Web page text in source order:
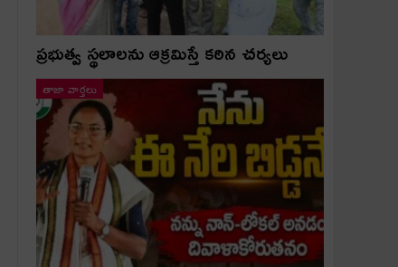
ప్రభుత్వ స్థలాలను ఆక్రమిస్తే కఠిన చర్యలు
తాజా వార్తలు